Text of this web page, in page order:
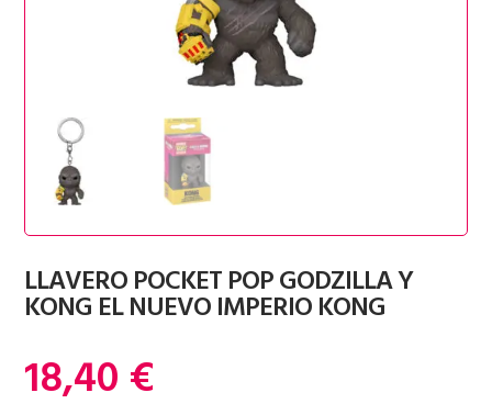
LLAVERO POCKET POP GODZILLA Y
KONG EL NUEVO IMPERIO KONG
18,40€